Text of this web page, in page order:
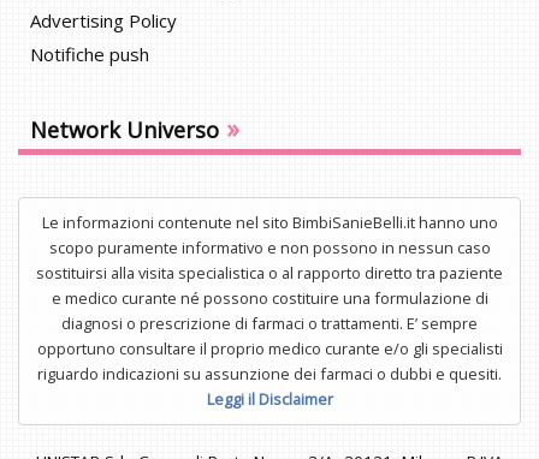
Advertising Policy
Notifiche push
Network Universo »
Le informazioni contenute nel sito BimbiSanieBelli.it hanno uno
scopo puramente informativo e non possono in nessun caso
sostituirsi alla visita specialistica o al rapporto diretto tra paziente
e medico curante né possono costituire una formulazione di
diagnosi o prescrizione di farmaci o trattamenti. E’ sempre
opportuno consultare il proprio medico curante e/o gli specialisti
riguardo indicazioni su assunzione dei farmaci o dubbi e quesiti.
Leggi il Disclaimer